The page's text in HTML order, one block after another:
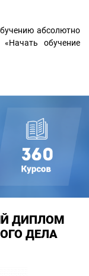
абсолютно
обучение
ДИПЛОМ
ДЕЛА